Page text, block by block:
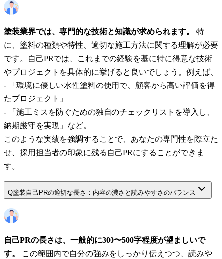
塗装業界では、専門的な技術と知識が求められます。
特
に、塗料の種類や特性、適切な施工方法に関する理解が必要
です。自己PRでは、これまでの経験を基に特に得意な技術
やプロジェクトを具体的に挙げると良いでしょう。例えば、
- 「環境に優しい水性塗料の使用で、顧客から高い評価を得
たプロジェクト」
- 「施工ミスを防ぐための独自のチェックリストを導入し、
納期厳守を実現」など。
このような実績を強調することで、あなたの専門性を際立た
せ、採用担当者の印象に残る自己PRにすることができま
す。
Q塗装自己PRの適切な長さ：内容の濃さと読みやすさのバランス
自己PRの長さは、一般的に300〜500字程度が望ましいで
す。
この範囲内で自分の強みをしっかり伝えつつ、読みや